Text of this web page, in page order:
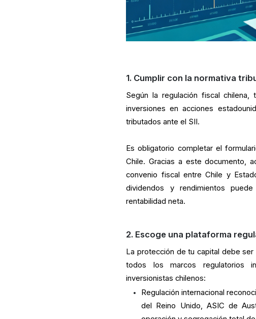
1. Cumplir con la normativa
Según la regulación fiscal
inversiones en acciones
tributados ante el SII.
Es obligatorio completar el
Chile. Gracias a este documento,
convenio fiscal entre Chile y
dividendos y rendimientos
rentabilidad neta.
2. Escoge una plataforma
La protección de tu capital debe
todos los marcos regulatorios
inversionistas chilenos:
Regulación internacional
del Reino Unido, ASIC de